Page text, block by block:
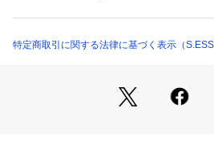
パターン設計では、袖の後付け仕様
特定商取引に関する法律に基づく表示（